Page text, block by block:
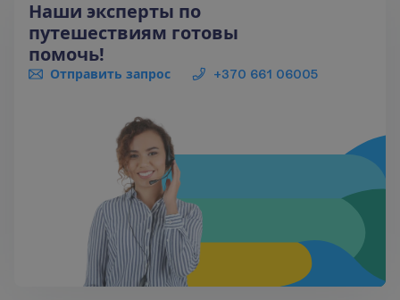
Наши эксперты по
путешествиям готовы
помочь!
Отправить запрос +370 661 06005